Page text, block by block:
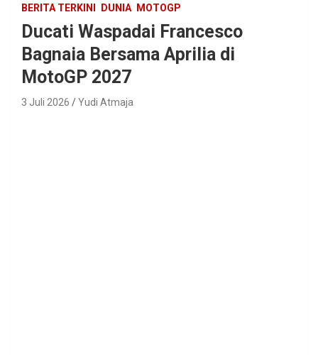
BERITA TERKINI DUNIA MOTOGP
Ducati Waspadai Francesco
Bagnaia Bersama Aprilia di
MotoGP 2027
3 Juli 2026 Yudi Atmaja